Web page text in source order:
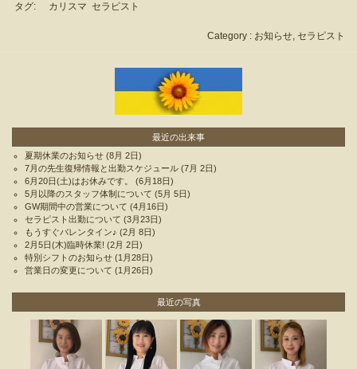
タグ: カリスマ セラピスト
Category : お知らせ, セラピスト
最近の出来事
夏期休業のお知らせ (8月 2日)
7月の先生復帰情報と出勤スケジュール (7月 2日)
6月20日(土)はお休みです。
(6月18日)
5月以降のスタッフ体制について (5月 5日)
GW期間中の営業について (4月16日)
セラピスト出勤について (3月23日)
もうすぐバレンタイン♪ (2月 8日)
2月5日(木)臨時休業! (2月 2日)
特別シフトのお知らせ (1月28日)
営業日の変更について (1月26日)
最近の写真